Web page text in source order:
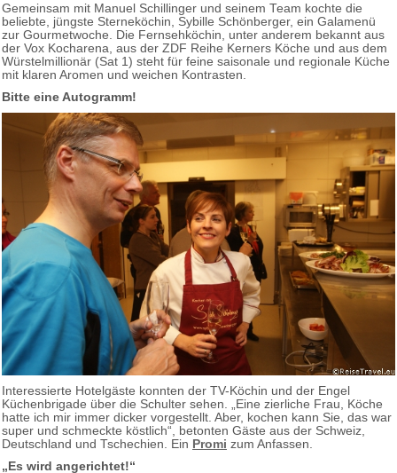
Gemeinsam mit Manuel Schillinger und seinem Team kochte die
beliebte, jüngste Sterneköchin, Sybille Schönberger, ein Galamenü
zur Gourmetwoche. Die Fernsehköchin, unter anderem bekannt aus
der Vox Kocharena, aus der ZDF Reihe Kerners Köche und aus dem
Würstelmillionär (Sat 1) steht für feine saisonale und regionale Küche
mit klaren Aromen und weichen Kontrasten.
Bitte eine Autogramm!
Interessierte Hotelgäste konnten der TV-Köchin und der Engel
Küchenbrigade über die Schulter sehen. „Eine zierliche Frau, Köche
hatte ich mir immer dicker vorgestellt. Aber, kochen kann Sie, das war
super und schmeckte köstlich“, betonten Gäste aus der Schweiz,
Deutschland und Tschechien. Ein Promi zum Anfassen.
„Es wird angerichtet!“